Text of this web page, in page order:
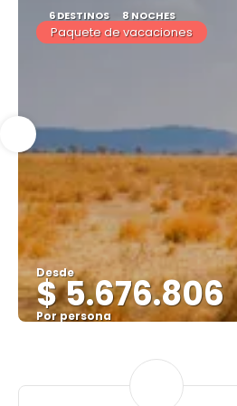
6 DESTINOS 8 NOCHES
Paquete de vacaciones
Desde
$ 5.676.806
Por persona